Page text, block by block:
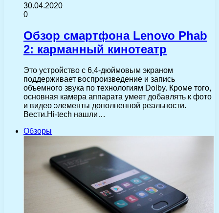
30.04.2020
0
Обзор смартфона Lenovo Phab
2: карманный кинотеатр
Это устройство с 6,4-дюймовым экраном
поддерживает воспроизведение и запись
объемного звука по технологиям Dolby. Кроме того,
основная камера аппарата умеет добавлять к фото
и видео элементы дополненной реальности.
Вести.Hi-tech нашли…
Обзоры